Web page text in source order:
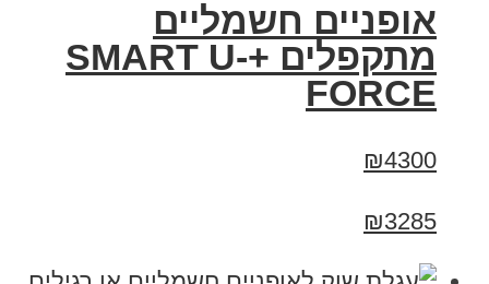
אופניים חשמליים
מתקפלים +SMART U-
FORCE
₪4300
₪3285